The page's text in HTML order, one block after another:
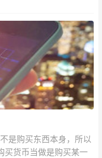
是购买东西本身，所以
买货币当做是购买某一